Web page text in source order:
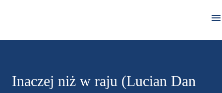
Inaczej niż w raju (Lucian Dan